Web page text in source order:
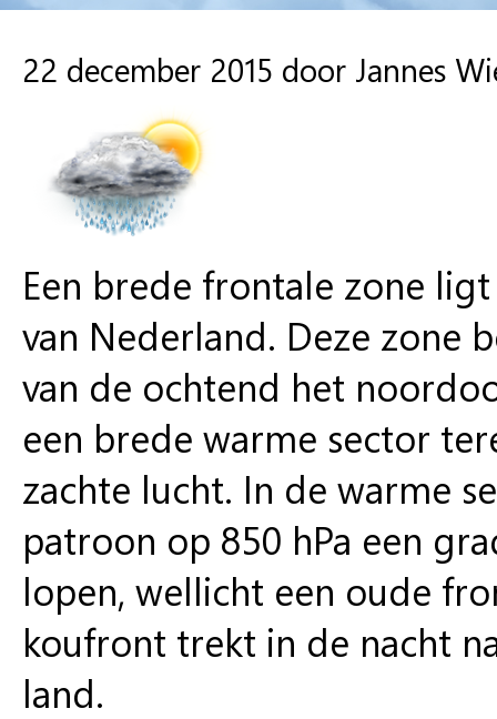
22 december 2015 door Jannes
Een brede frontale zone
van Nederland. Deze zone
van de ochtend het
een brede warme sector
zachte lucht. In de warme
patroon op 850 hPa een
lopen, wellicht een oude
koufront trekt in de nacht
land.